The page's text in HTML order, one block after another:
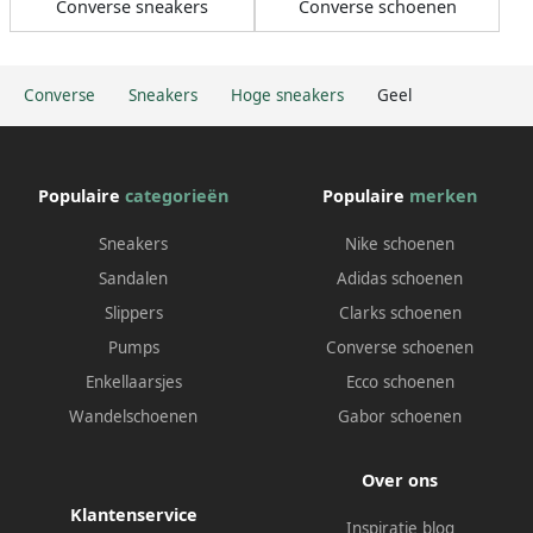
Converse Sneakers Hoge sneakers Geel
Converse sneakers Converse schoenen
Populaire categorieën
Sneakers
Sandalen
Slippers
Pumps
Enkellaarsjes
Wandelschoenen
Populaire merken
Nike schoenen
Adidas schoenen
Clarks schoenen
Converse schoenen
Ecco schoenen
Gabor schoenen
Klantenservice
Over ons
Inspiratie blog